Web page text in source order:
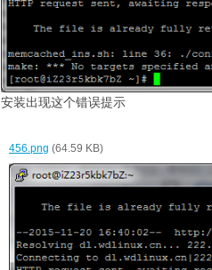
安装出现这个错误提示
456.png (64.59 KB)